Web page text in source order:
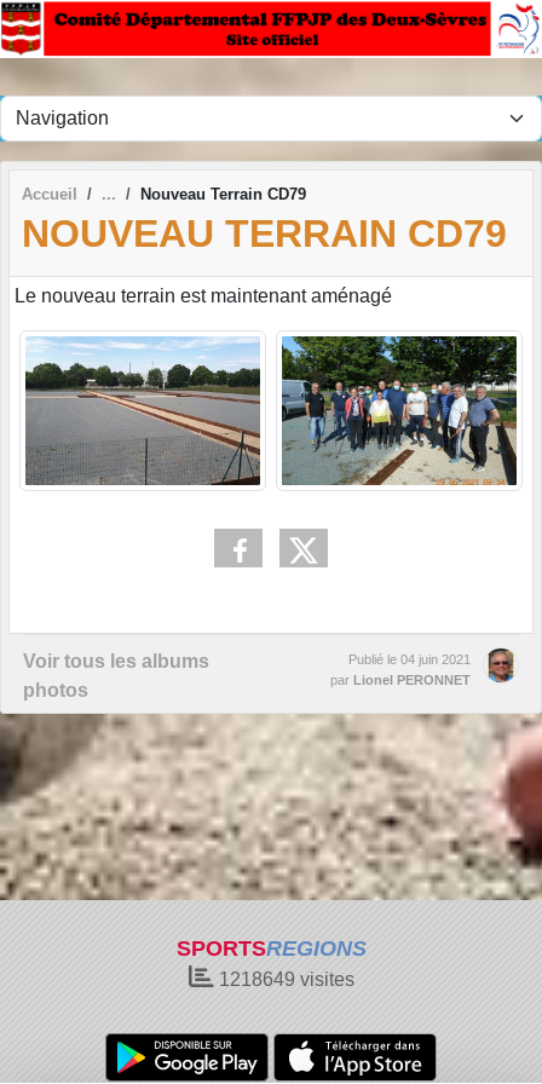
Accueil Nouveau Terrain CD79
NOUVEAU TERRAIN CD79
Le nouveau terrain est maintenant aménagé
Voir tous les albums
photos
Publié le 04 juin 2021
par Lionel PERONNET
SPORTSREGIONS
1218649visites
Panneau de gestion des cookies